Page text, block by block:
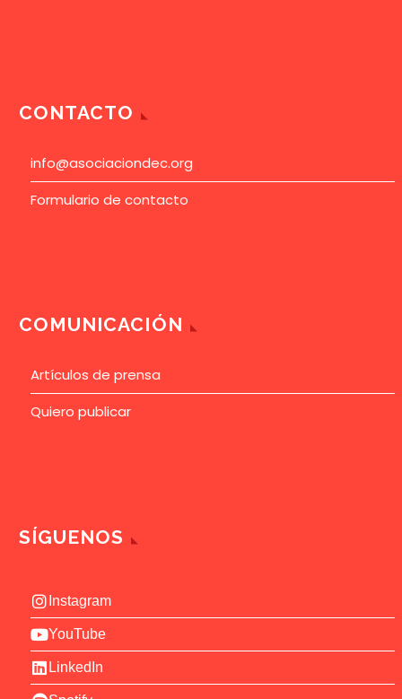
CONTACTO
info@asociaciondec.org
Formulario de contacto
COMUNICACIÓN
Artículos de prensa
Quiero publicar
SÍGUENOS
Instagram
YouTube
LinkedIn